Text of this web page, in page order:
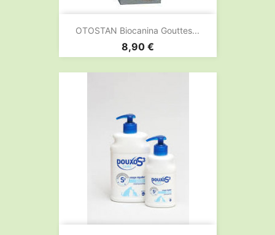
OTOSTAN Biocanina Gouttes...
Prix
8,90 €